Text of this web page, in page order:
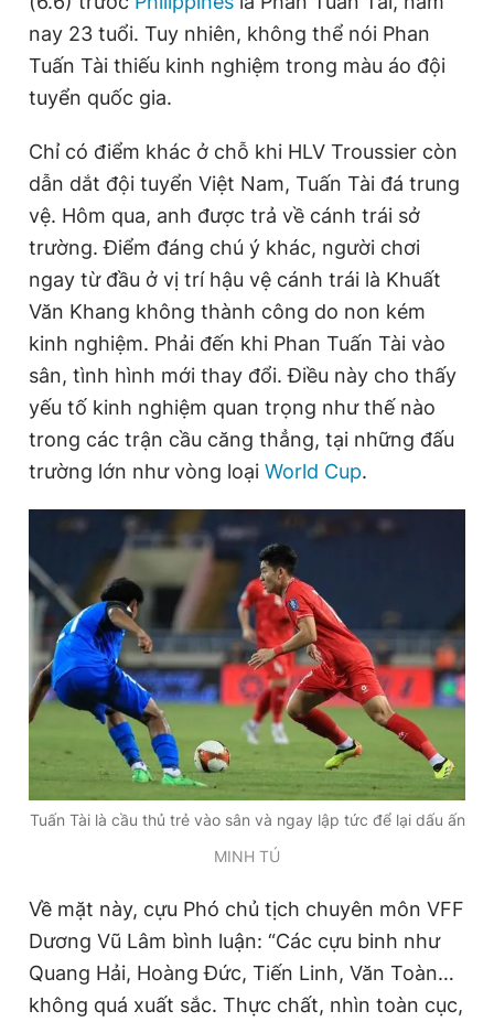
Đọc Thanh Niên trên điện thoại
Theo dõi báo trên
0906 645 777
Liên hệ quảng cáo
0908 780 404
Đặt báo Quảng cáo RSS Tòa soạn Chính sách bảo
Tổng biên tập: Nguyễn Ngọc Toàn
Phó tổng biên tập: Lâm Hiếu Dũng
Phó tổng biên tập: Trần Việt Hưng
Tổng thư ký tòa soạn: Đức Trung
Giấy phép xuất bản số 110/GP - BTTTT cấp ngày 24.3.2020
© 2003-2026 Bản quyền thuộc về Báo Thanh Niên. Cấm sao
chép dưới mọi hình thức nếu không có sự chấp thuận bằng văn
bản. Phát triển bởi ePi Technologies, JSC.
nay 23 tuổi. Tuy nhiên, không thể nói Phan
Tuấn Tài thiếu kinh nghiệm trong màu áo đội
tuyển quốc gia.
Chỉ có điểm khác ở chỗ khi HLV Troussier còn
dẫn dắt đội tuyển Việt Nam, Tuấn Tài đá trung
vệ. Hôm qua, anh được trả về cánh trái sở
trường. Điểm đáng chú ý khác, người chơi
ngay từ đầu ở vị trí hậu vệ cánh trái là Khuất
Văn Khang không thành công do non kém
kinh nghiệm. Phải đến khi Phan Tuấn Tài vào
sân, tình hình mới thay đổi. Điều này cho thấy
yếu tố kinh nghiệm quan trọng như thế nào
trong các trận cầu căng thẳng, tại những đấu
trường lớn như vòng loại World Cup.
Tuấn Tài là cầu thủ trẻ vào sân và ngay lập tức để lại dấu ấn
MINH TÚ
Về mặt này, cựu Phó chủ tịch chuyên môn VFF
Dương Vũ Lâm bình luận: “Các cựu binh như
Quang Hải, Hoàng Đức, Tiến Linh, Văn Toàn…
không quá xuất sắc. Thực chất, nhìn toàn cục,